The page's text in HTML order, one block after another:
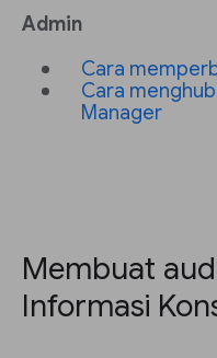
Admin
Cara
Cara
Manager
Membuat
Informasi